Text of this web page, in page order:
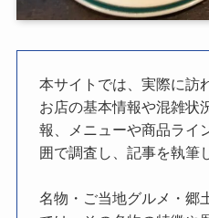
本サイトでは、実際に訪
お店の基本情報や混雑状
報、メニューや商品ライ
囲で調査し、記事を執筆
名物・ご当地グルメ・郷